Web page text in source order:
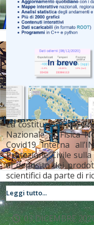
La costituzione del
Nazionale di Fisica
Covid19 interna
Protezione Civile
al deposito dei
scientifici da parte di
Leggi tutto...
03 DICEMBRE